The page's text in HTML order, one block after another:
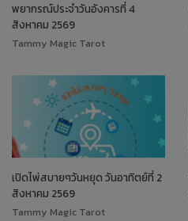
พยากรณ์ประจำวันอังคารที่ 4
สิงหาคม 2569
Tammy Magic Tarot
เปิดไพ่สบายๆวันหยุด วันอาทิตย์ที่ 2
สิงหาคม 2569
Tammy Magic Tarot